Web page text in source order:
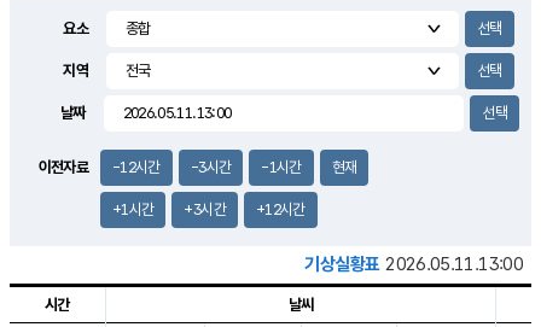
6.9m/s
요소
지역
날짜
이전자료 -12시간 -3시간 -1시간 현재
+1시간 +3시간 +12시간
기상실황표 2026.05.11.13:00
시간 날씨